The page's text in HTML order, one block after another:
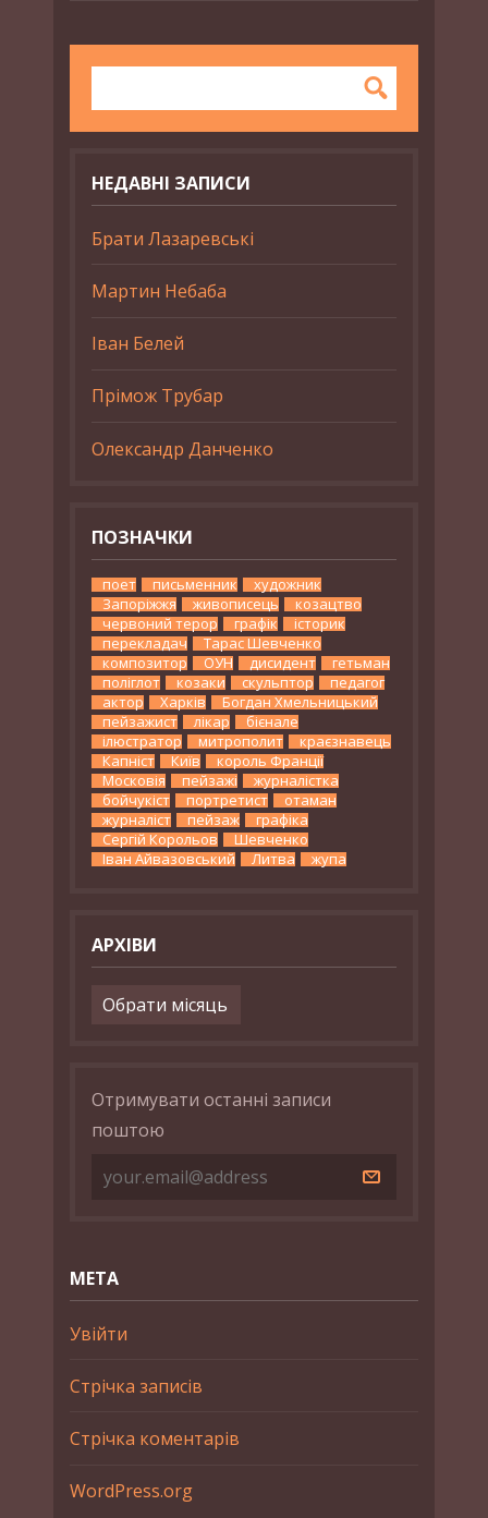
НЕДАВНІ ЗАПИСИ
Брати Лазаревські
Мартин Небаба
Іван Белей
Прімож Трубар
Олександр Данченко
ПОЗНАЧКИ
поет письменник
художник
Запоріжжя
живописець
козацтво
червоний терор
графік
історик
перекладач
Тарас Шевченко
композитор
ОУН дисидент
гетьман
поліглот
козаки скульптор
педагог
актор
Харків
Богдан Хмельницький
пейзажист
лікар
бієнале
ілюстратор
митрополит
краєзнавець
Капніст
Київ
король Франції
Московія
пейзажі
журналістка
бойчукіст
портретист
отаман
журналіст
пейзаж
графіка
Сергій Корольов
Шевченко
Іван Айвазовський
Литва жупа
АРХІВИ
Архіви
Отримувати останні записи
поштою
МЕТА
Увійти
Стрічка записів
Стрічка коментарів
WordPress.org